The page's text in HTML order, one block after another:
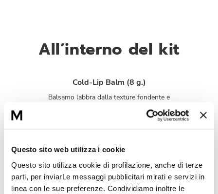
Questo sito web utilizza i cookie
Questo sito utilizza cookie di profilazione, anche di terze
parti, per inviarLe messaggi pubblicitari mirati e servizi in
linea con le sue preferenze. Condividiamo inoltre le
All’interno del kit
Cold-Lip Balm (8 g.)
Balsamo labbra dalla texture fondente e
Sensi-Cold Cream (50 ml.)
come crema o come maschera, per pelli
molto secche. La pelle è protetta, nutrita,
elastica e più confortevole.